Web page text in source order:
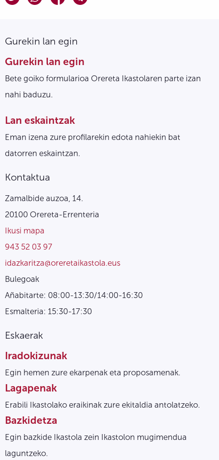
Gurekin lan egin
Gurekin lan egin
Bete goiko formularioa Orereta Ikastolaren parte izan
nahi baduzu.
Lan eskaintzak
Eman izena zure profilarekin edota nahiekin bat
datorren eskaintzan.
Kontaktua
Zamalbide auzoa, 14.
20100 Orereta-Errenteria
Ikusi mapa
943 52 03 97
idazkaritza@oreretaikastola.eus
Bulegoak
Añabitarte: 08:00-13:30/14:00-16:30
Esmalteria: 15:30-17:30
Eskaerak
Iradokizunak
Egin hemen zure ekarpenak eta proposamenak.
Lagapenak
Erabili Ikastolako eraikinak zure ekitaldia antolatzeko.
Bazkidetza
Egin bazkide Ikastola zein Ikastolon mugimendua
laguntzeko.